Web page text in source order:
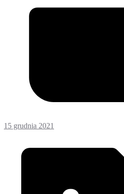
15 grudnia 2021